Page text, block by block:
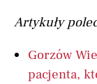
Artykuły
Gorzów
pacjenta,